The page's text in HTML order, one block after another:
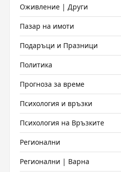
Оживление | Други
Пазар на имоти
Подаръци и Празници
Политика
Прогноза за време
Психология и връзки
Психология на Връзките
Регионални
Регионални | Варна